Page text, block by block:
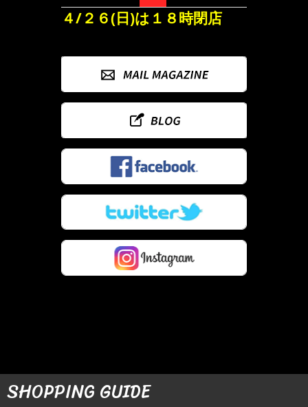
４/２６(日)は１８時閉店
SHOPPING GUIDE